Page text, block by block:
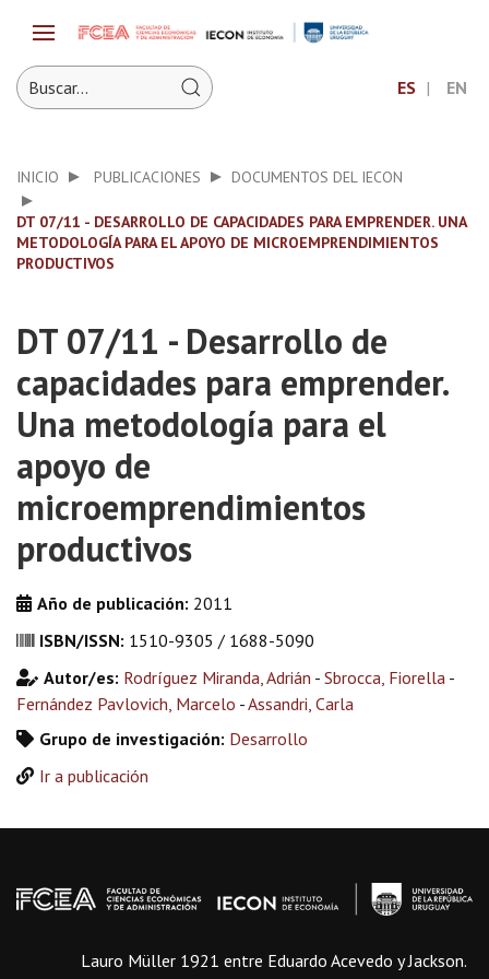
ES EN
INICIO PUBLICACIONES DOCUMENTOS DEL IECON
DT 07/11 - DESARROLLO DE CAPACIDADES PARA EMPRENDER. UNA
METODOLOGÍA PARA EL APOYO DE MICROEMPRENDIMIENTOS
PRODUCTIVOS
DT 07/11 - Desarrollo de
capacidades para emprender.
Una metodología para el
apoyo de
microemprendimientos
productivos
Año de publicación: 2011
ISBN/ISSN: 1510-9305 / 1688-5090
Autor/es: Rodríguez Miranda, Adrián - Sbrocca, Fiorella -
Fernández Pavlovich, Marcelo -Assandri, Carla
Grupo de investigación: Desarrollo
Ir a publicación
Lauro Müller 1921 entre Eduardo Acevedo y Jackson.